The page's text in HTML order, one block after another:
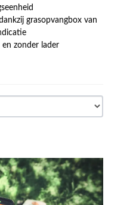
grasopvangbox van
zonder lader